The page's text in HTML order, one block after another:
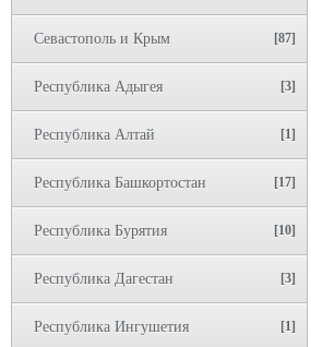
Севастополь и Крым [87]
Республика Адыгея [3]
Республика Алтай [1]
Республика Башкортостан [17]
Республика Бурятия [10]
Республика Дагестан [3]
Республика Ингушетия [1]